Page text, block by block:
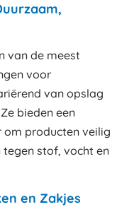
van de meest
voor
van opslag
bieden een
producten veilig
stof, vocht en
en Zakjes